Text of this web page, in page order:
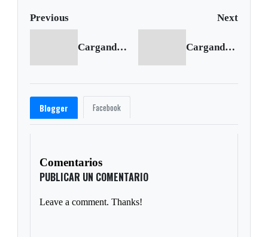
Previous Next
Cargando anterior... Cargando siguiente...
Blogger Facebook
Comentarios
PUBLICAR UN COMENTARIO
Leave a comment. Thanks!